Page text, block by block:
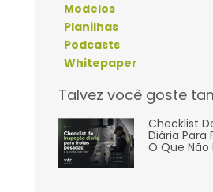
Modelos
Planilhas
Podcasts
Whitepaper
Talvez você goste
Checklist
Diária Para
O Que Não